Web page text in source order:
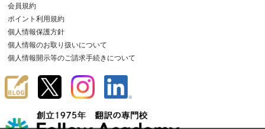
会員規約
ポイント利用規約
個人情報保護方針
個人情報のお取り扱いについて
個人情報開示等のご請求手続きについて